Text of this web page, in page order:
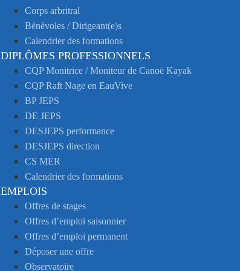
Corps arbritral
Bénévoles / Dirigeant(e)s
Calendrier des formations
DIPLÔMES PROFESSIONNELS
CQP Monitrice / Moniteur de Canoë Kayak
CQP Raft Nage en EauVive
BP JEPS
DE JEPS
DESJEPS performance
DESJEPS direction
CS MER
Calendrier des formations
EMPLOIS
Offres de stages
Offres d’emploi saisonnier
Offres d’emploi permanent
Déposer une offre
Observatoire